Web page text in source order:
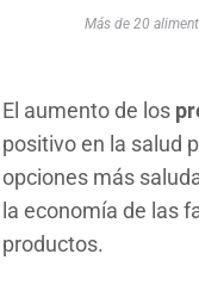
Más de 20
El aumento de los
positivo en la salud
opciones más
la economía de las
productos.